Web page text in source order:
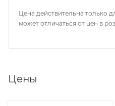
Цена действительна только
может отличаться от цен в
Цены